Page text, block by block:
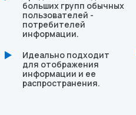
больших групп обычных
пользователей -
потребителей
информации.
Идеально подходит
для отображения
информации и ее
распространения.